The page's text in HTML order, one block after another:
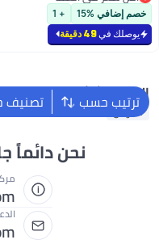
الحفلات وعطر الغرف | مثالية
غرفة المعيشة والمكتب
أقل سعر في السنة
خصم إضافي %15 + 1
يوصلك في49 دقيقة
ترتيب حسب
البحث الشائع
فانوس
نحن دائماً